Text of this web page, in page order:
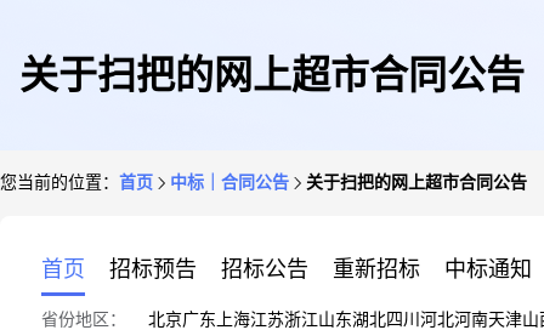
关于扫把的网上超市合同公告
您当前的位置： 首页 中标｜合同公告 关于扫把的网上超市合同公告
首页 招标预告 招标公告 重新招标 中标通知
省份地区： 北京广东 上海江苏浙江山东湖北四川 河北河南天津山